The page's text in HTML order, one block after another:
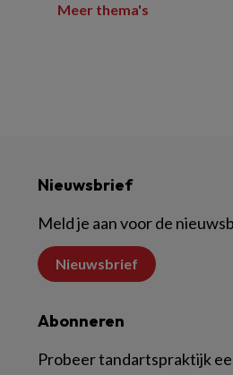
Meer thema's
Nieuwsbrief
Meld je aan voor de
Nieuwsbrief
Abonneren
Probeer tandartspraktijk